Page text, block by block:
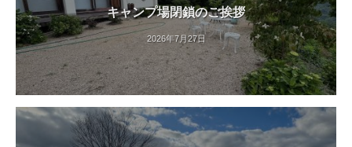
キャンプ場閉鎖のご挨拶
2026年7月27日